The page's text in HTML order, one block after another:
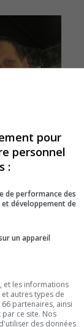
de son
pour
personnel
:
de performance des
et développement de
un appareil
et les informations
autres types de
partenaires, ainsi
ce site. Nos
des données